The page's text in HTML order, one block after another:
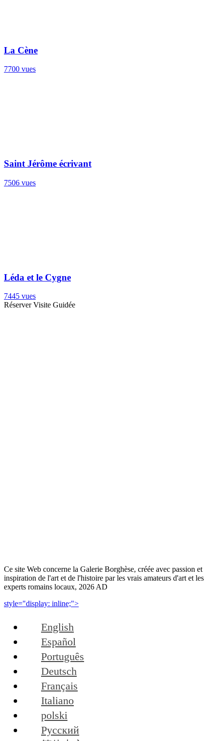
La Cène
7700 vues
Saint Jérôme écrivant
7506 vues
Léda et le Cygne
7445 vues
Réserver Visite Guidée
Ce site Web concerne la Galerie Borghèse, créée avec passion et
inspiration de l'art et de l'histoire par les vrais amateurs d'art et les
experts romains locaux, 2026 AD
style="display: inline;">
English
Español
Português
Deutsch
Français
Italiano
polski
Русский